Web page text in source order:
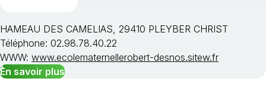
HAMEAU DES CAMELIAS, 29410 PLEYBER CHRIST
Téléphone: 02.98.78.40.22
WWW: www.ecolematernellerobert-desnos.sitew.fr
En savoir plus